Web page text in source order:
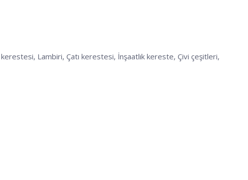
Lambiri, Çatı kerestesi, İnşaatlık kereste, Çivi çeşitleri,